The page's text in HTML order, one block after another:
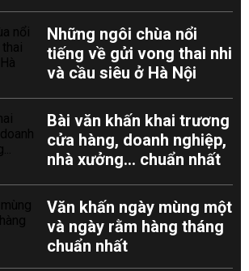
Những ngôi chùa nổi
tiếng về gửi vong thai nhi
và cầu siêu ở Hà Nội
Bài văn khấn khai trương
cửa hàng, doanh nghiệp,
nhà xưởng... chuẩn nhất
Văn khấn ngày mùng một
và ngày rằm hàng tháng
chuẩn nhất